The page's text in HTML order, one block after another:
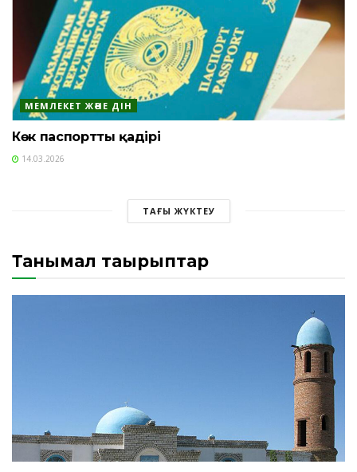
МЕМЛЕКЕТ ЖӘНЕ ДІН
Көк паспорттың қадірі
14.03.2026
ТАҒЫ ЖҮКТЕУ
Танымал тақырыптар